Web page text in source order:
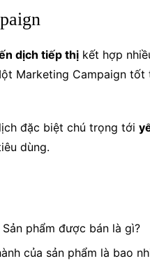
dịch tiếp thị kết hợp
Marketing Campaign
đặc biệt chú trọng tới
dùng.
phẩm được bán là gì?
của sản phẩm là bao